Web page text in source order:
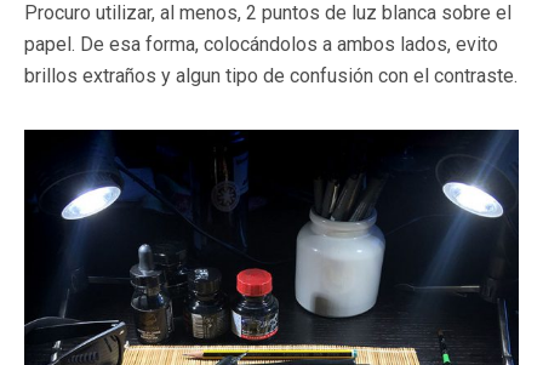
Procuro utilizar, al menos, 2 puntos de luz blanca sobre el
papel. De esa forma, colocándolos a ambos lados, evito
brillos extraños y algun tipo de confusión con el contraste.